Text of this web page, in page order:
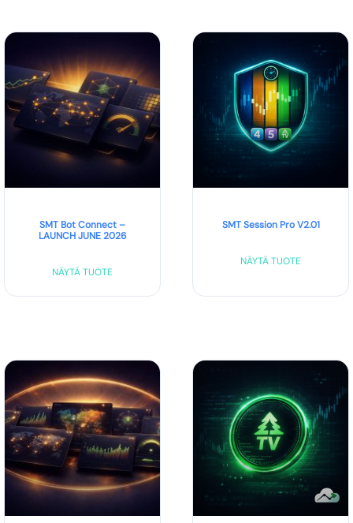
SMT Bot Connect –
LAUNCH JUNE 2026
NÄYTÄ TUOTE
SMT Session Pro V2.01
NÄYTÄ TUOTE